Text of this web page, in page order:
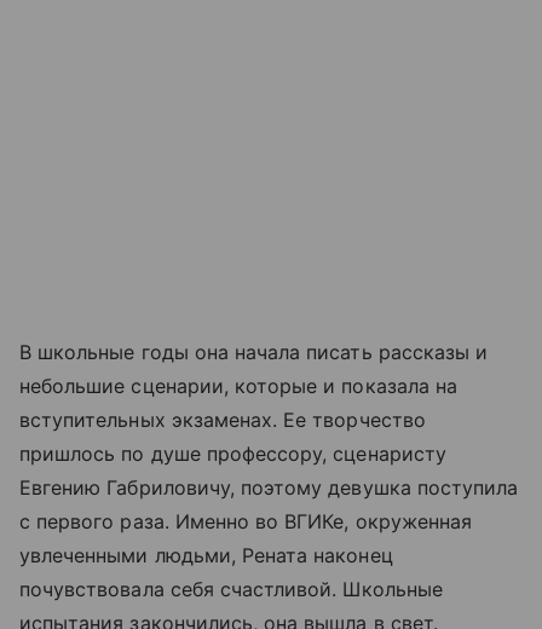
В школьные годы она начала писать рассказы и
небольшие сценарии, которые и показала на
вступительных экзаменах. Ее творчество
пришлось по душе профессору, сценаристу
Евгению Габриловичу, поэтому девушка поступила
с первого раза. Именно во ВГИКе, окруженная
увлеченными людьми, Рената наконец
почувствовала себя счастливой. Школьные
испытания закончились, она вышла в свет.